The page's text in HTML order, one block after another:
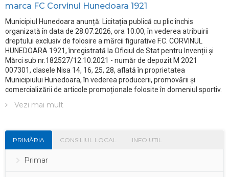
marca FC Corvinul Hunedoara 1921
Municipiul Hunedoara anunță: Licitația publică cu plic închis
organizată în data de 28.07.2026, ora 10:00, în vederea atribuirii
dreptului exclusiv de folosire a mărcii figurative F.C. CORVINUL
HUNEDOARA 1921, înregistrată la Oficiul de Stat pentru Invenții și
Mărci sub nr.182527/12.10.2021 - număr de depozit M 2021
007301, clasele Nisa 14, 16, 25, 28, aflată în proprietatea
Municipiului Hunedoara, în vederea producerii, promovării și
comercializării de articole promoționale folosite în domeniul sportiv.
Vezi mai mult
PRIMĂRIA CONSILIUL LOCAL INFO UTIL
Primar